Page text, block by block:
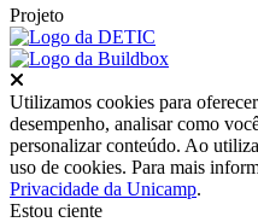
Projeto
Utilizamos cookies para
desempenho, analisar como
personalizar conteúdo. Ao
uso de cookies. Para mais
Privacidade da Unicamp.
Estou ciente